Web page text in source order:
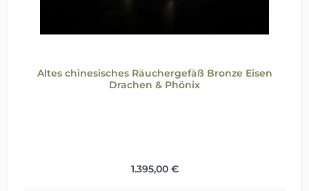
Altes chinesisches Räuchergefäß Bronze Eisen
Drachen & Phönix
Regulärer Preis:
1.395,00 €